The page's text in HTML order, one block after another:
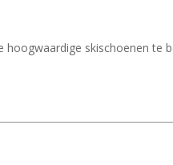
hoogwaardige skischoenen te